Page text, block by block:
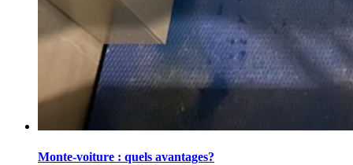
Monte-voiture : quels avantages?